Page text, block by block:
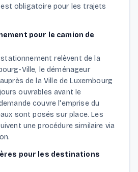
obligatoire pour les trajets
pour le camion de
relèvent de la
Ville, le déménageur
de la Ville de Luxembourg
ouvrables avant le
couvre l'emprise du
sont posés sur place. Les
une procédure similaire via
pour les destinations